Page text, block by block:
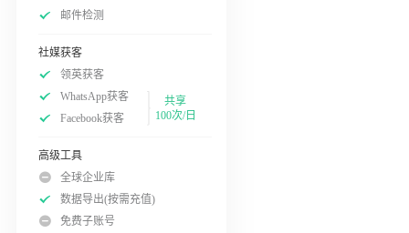
邮件检测
社媒获客
领英获客
WhatsApp获客
Facebook获客
共享
100次/日
高级工具
全球企业库
数据导出(按需充值)
免费子账号